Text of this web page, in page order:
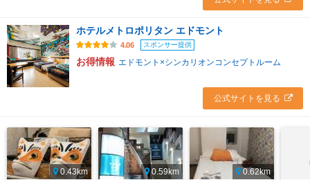
ホテルメトロポリタン エドモント
4.06 スポンサー提供
お得情報 エドモント×シンカリオンコンセプトルーム
公式サイトを見る
0.43km
0.59km
0.62km